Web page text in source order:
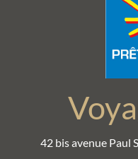
42 bis avenue Paul